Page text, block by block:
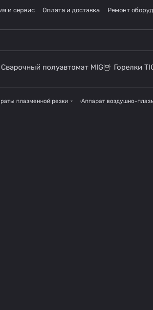
и сервис Оплата и доставка Ремонт
Сварочный полуавтомат MIG Горелки
плазменной резки Аппарат воздушно-